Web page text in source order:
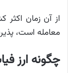
از آن زمان اکثر
معامله است،
چگونه ارز